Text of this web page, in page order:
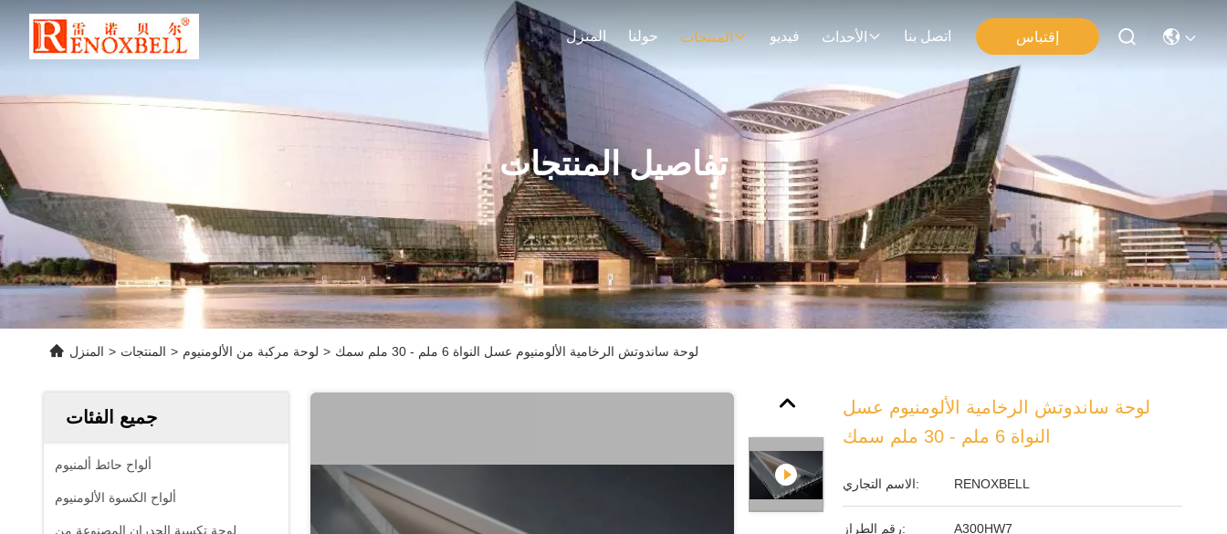
المنزل حولنا المنتجات فيديو الأحداث اتصل بنا إقتباس
تفاصيل المنتجات
المنزل > المنتجات > لوحة مركبة من الألومنيوم > لوحة ساندوتش الرخامية الألومنيوم عسل النواة 6 ملم - 30 ملم سمك
جميع الفئات
ألواح حائط ألمنيوم
ألواح الكسوة الألومنيوم
لوحة تكسية الجدران المصنوعة من
لوحة ساندوتش الرخامية الألومنيوم عسل
النواة 6 ملم - 30 ملم سمك
الاسم التجاري: RENOXBELL
رقم الطراز: A300HW7